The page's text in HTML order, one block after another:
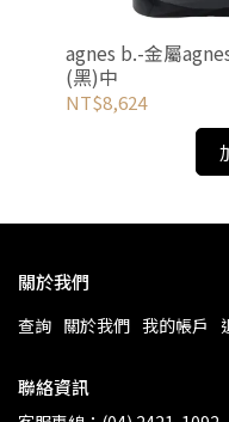
agnes b.-金屬
(黑)中
NT$8,624
關於我們
查詢 關於我們 我的帳戶
聯絡資訊